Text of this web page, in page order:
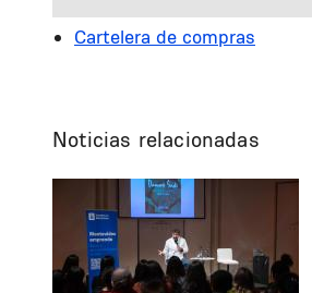
Cartelera de compras
Noticias relacionadas